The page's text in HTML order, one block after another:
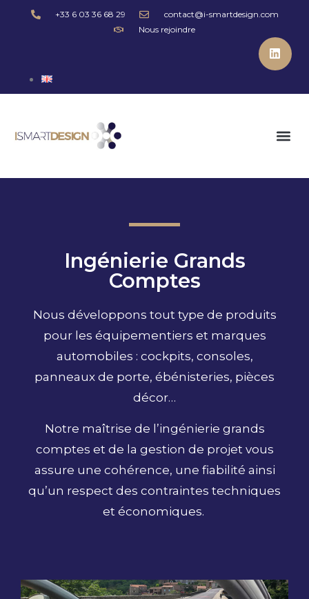
+33 6 03 36 68 29
contact@i-smartdesign.com
Nous rejoindre
Ingénierie Grands
Comptes
Nous développons tout type de produits
pour les équipementiers et marques
automobiles : cockpits, consoles,
panneaux de porte, ébénisteries, pièces
décor…
Notre maîtrise de l’ingénierie grands
comptes et de la gestion de projet vous
assure une cohérence, une fiabilité ainsi
qu’un respect des contraintes techniques
et économiques.